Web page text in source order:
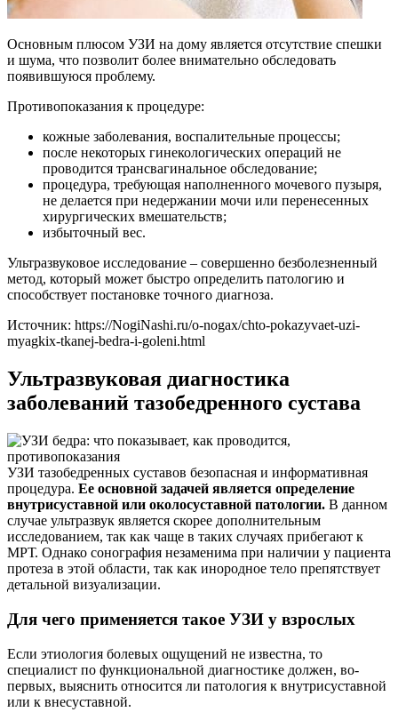
Основным плюсом УЗИ на дому является отсутствие спешки
и шума, что позволит более внимательно обследовать
появившуюся проблему.
Противопоказания к процедуре:
кожные заболевания, воспалительные процессы;
после некоторых гинекологических операций не
проводится трансвагинальное обследование;
процедура, требующая наполненного мочевого пузыря,
не делается при недержании мочи или перенесенных
хирургических вмешательств;
избыточный вес.
Ультразвуковое исследование – совершенно безболезненный
метод, который может быстро определить патологию и
способствует постановке точного диагноза.
Источник: https://NogiNashi.ru/o-nogax/chto-pokazyvaet-uzi-
myagkix-tkanej-bedra-i-goleni.html
Ультразвуковая диагностика
заболеваний тазобедренного сустава
УЗИ тазобедренных суставов безопасная и информативная
процедура. Ее основной задачей является определение
внутрисуставной или околосуставной патологии. В данном
случае ультразвук является скорее дополнительным
исследованием, так как чаще в таких случаях прибегают к
МРТ. Однако сонография незаменима при наличии у пациента
протеза в этой области, так как инородное тело препятствует
детальной визуализации.
Для чего применяется такое УЗИ у взрослых
Если этиология болевых ощущений не известна, то
специалист по функциональной диагностике должен, во-
первых, выяснить относится ли патология к внутрисуставной
или к внесуставной.